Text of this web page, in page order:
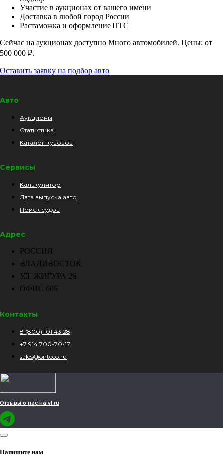
Участие в аукционах от вашего имени
Доставка в любой город России
Растаможка и оформление ПТС
Сейчас на аукционах доступно Много автомобилей. Цены: от
500 000 ₽.
Оставить заявку на подбор авто
Авто
Аукционы
Статистика
Каталог кузовов
Сервисы
Калькулятор
Дата выпуска авто
Поиск судов
Адрес
РОССИЯ
ВЛАДИВОСТОК
УЛ. ЖИГУРА 26
ОФИС 605
Контакты
8 (800) 101 43 28
+7 914 700-70-17
sales@onteco.ru
Отзывы о нас на vl.ru
Напишите нам